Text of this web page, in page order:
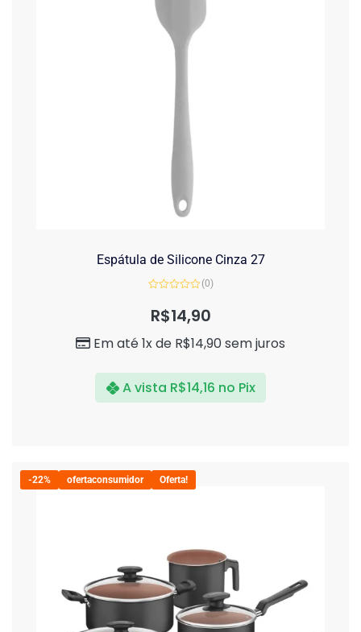
Espátula de Silicone Cinza 27
de
(0)
R$14,90
Em até 1x de R$14,90sem juros
A vista R$14,16 no Pix
-22% ofertaconsumidor Oferta!